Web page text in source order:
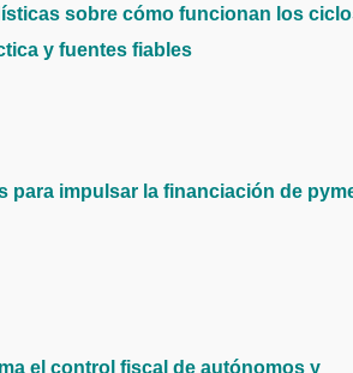
sobre cómo funcionan los
y fuentes fiables
para impulsar la financiación de
el control fiscal de autónomos y